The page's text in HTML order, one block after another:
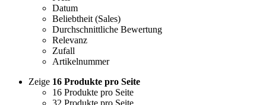
Datum
Beliebtheit (Sales)
Durchschnittliche Bewertung
Relevanz
Zufall
Artikelnummer
Zeige 16 Produkte pro Seite
16 Produkte pro Seite
32 Produkte pro Seite